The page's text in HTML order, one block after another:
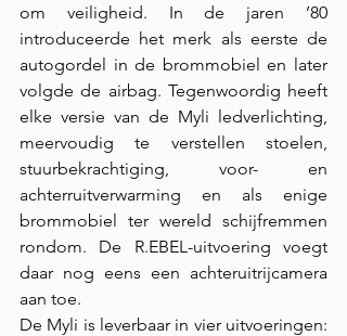
om veiligheid. In de jaren ’80
introduceerde het merk als eerste de
autogordel in de brommobiel en later
volgde de airbag. Tegenwoordig heeft
elke versie van de Myli ledverlichting,
meervoudig te verstellen stoelen,
stuurbekrachtiging, voor- en
achterruitverwarming en als enige
brommobiel ter wereld schijfremmen
rondom. De R.EBEL-uitvoering voegt
daar nog eens een achteruitrijcamera
aan toe.
De Myli is leverbaar in vier uitvoeringen: